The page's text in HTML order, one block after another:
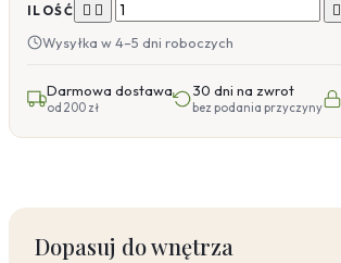
ILOŚĆ   
Wysyłka w 4–5 dni roboczych
Darmowa dostawa
od 200 zł
30 dni na zwrot
bez podania przyczyny
Dopasuj do wnętrza